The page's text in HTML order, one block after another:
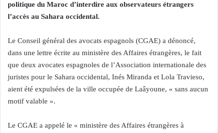
politique du Maroc d’interdire aux observateurs étrangers
l’accès au Sahara occidental.
Le Conseil général des avocats espagnols (CGAE) a dénoncé,
dans une lettre écrite au ministère des Affaires étrangères, le fait
que deux avocates espagnoles de l’Association internationale des
juristes pour le Sahara occidental, Inés Miranda et Lola Travieso,
aient été expulsées de la ville occupée de Laâyoune, « sans aucun
motif valable ».
Le CGAE a appelé le « ministère des Affaires étrangères à